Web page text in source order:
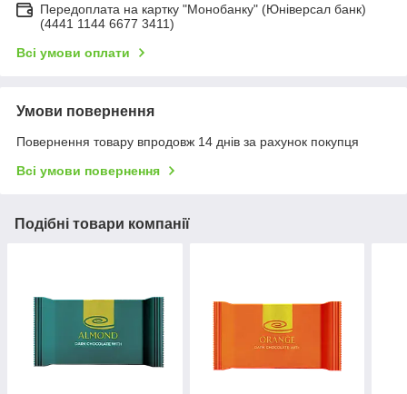
Передоплата на картку "Монобанку" (Юніверсал банк)
(4441 1144 6677 3411)
Всі умови оплати
Умови повернення
Повернення товару впродовж 14 днів за рахунок покупця
Всі умови повернення
Подібні товари компанії